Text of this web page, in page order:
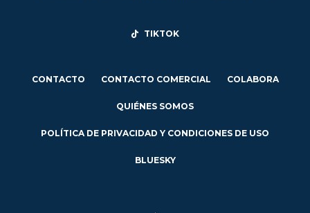
TIKTOK
CONTACTO CONTACTO COMERCIAL COLABORA
QUIÉNES SOMOS
POLÍTICA DE PRIVACIDAD Y CONDICIONES DE USO
BLUESKY